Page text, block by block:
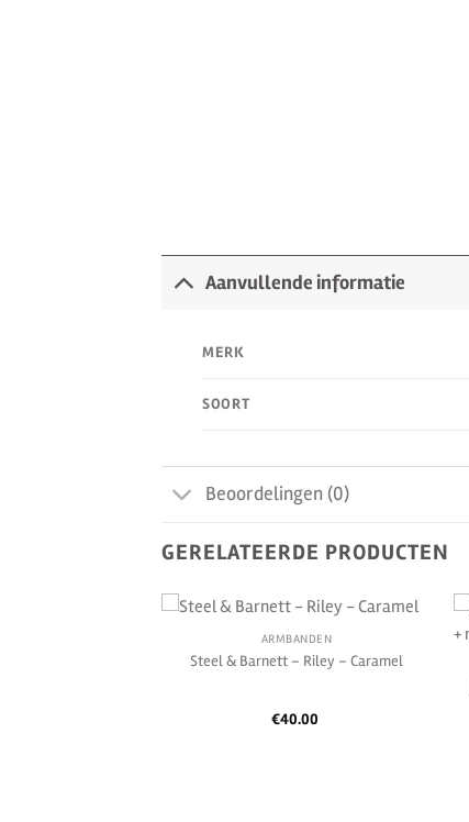
Aanvullende informatie
MERK
SOORT
Beoordelingen (0)
GERELATEERDE PRODUCTEN
ARMBANDEN
Steel & Barnett – Riley – Caramel
€40.00